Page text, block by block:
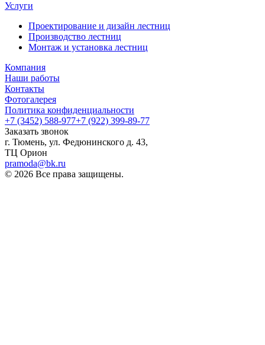
Услуги
Проектирование и дизайн лестниц
Производство лестниц
Монтаж и установка лестниц
Компания
Наши работы
Контакты
Фотогалерея
Политика конфиденциальности
+7 (3452) 588-977+7 (922) 399-89-77
Заказать звонок
г. Тюмень, ул. Федюнинского д. 43,
ТЦ Орион
pramoda@bk.ru
© 2026 Все права защищены.